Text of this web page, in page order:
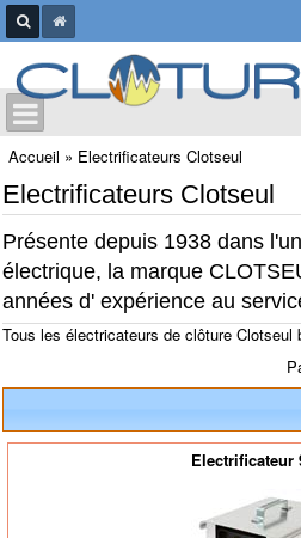
Accueil » Electrificateurs Clotseul
Electrificateurs Clotseul
Présente depuis 1938 dans
électrique, la marque
années d' expérience au
Tous les électricateurs de clôture Clotseul
Electrificateur